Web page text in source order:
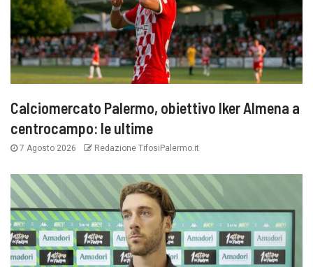
Calciomercato Palermo, obiettivo Iker Almena a
centrocampo: le ultime
7 Agosto 2026 Redazione TifosiPalermo.it